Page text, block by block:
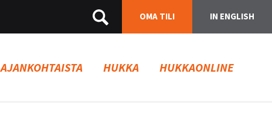
OMA TILI IN ENGLISH
AJANKOHTAISTA HUKKA HUKKAONLINE